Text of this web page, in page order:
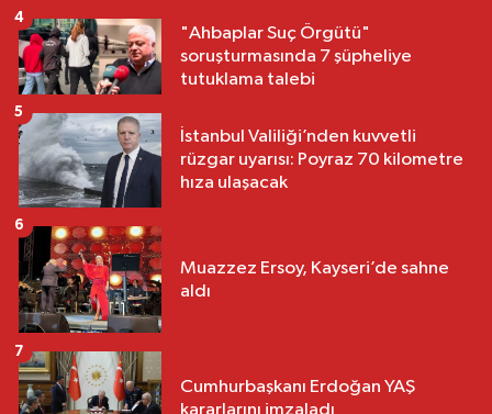
"Ahbaplar Suç Örgütü"
soruşturmasında 7 şüpheliye
tutuklama talebi
4
İstanbul Valiliği’nden kuvvetli
rüzgar uyarısı: Poyraz 70 kilometre
hıza ulaşacak
5
Muazzez Ersoy, Kayseri’de sahne
aldı
6
Cumhurbaşkanı Erdoğan YAŞ
7